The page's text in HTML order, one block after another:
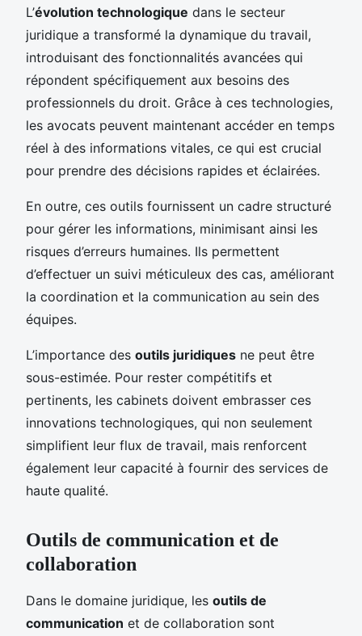
L’évolution technologique dans le secteur
juridique a transformé la dynamique du travail,
introduisant des fonctionnalités avancées qui
répondent spécifiquement aux besoins des
professionnels du droit. Grâce à ces technologies,
les avocats peuvent maintenant accéder en temps
réel à des informations vitales, ce qui est crucial
pour prendre des décisions rapides et éclairées.
En outre, ces outils fournissent un cadre structuré
pour gérer les informations, minimisant ainsi les
risques d’erreurs humaines. Ils permettent
d’effectuer un suivi méticuleux des cas, améliorant
la coordination et la communication au sein des
équipes.
L’importance des outils juridiques ne peut être
sous-estimée. Pour rester compétitifs et
pertinents, les cabinets doivent embrasser ces
innovations technologiques, qui non seulement
simplifient leur flux de travail, mais renforcent
également leur capacité à fournir des services de
haute qualité.
Outils de communication et de
collaboration
Dans le domaine juridique, les outils de
communication et de collaboration sont